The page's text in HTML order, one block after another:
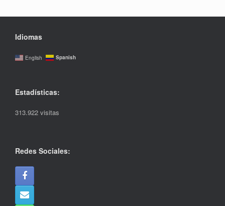
Idiomas
English Spanish
Estadísticas:
313.922 visitas
Redes Sociales: